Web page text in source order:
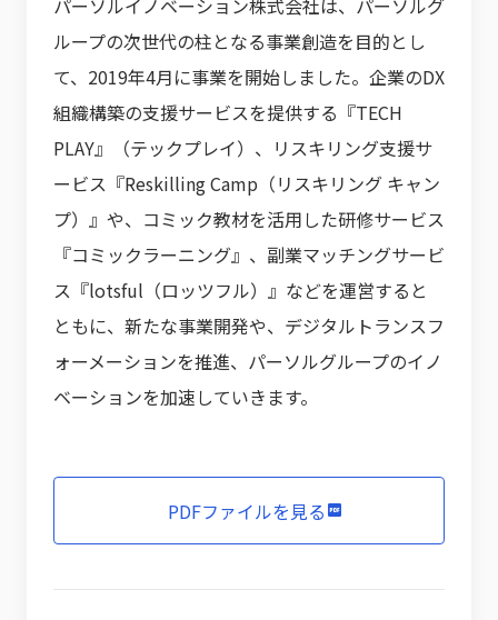
パーソルイノベーション株式会社は、パーソルグ
ループの次世代の柱となる事業創造を目的とし
て、2019年4月に事業を開始しました。企業のDX
組織構築の支援サービスを提供する『TECH
PLAY』（テックプレイ）、リスキリング支援サ
ービス『Reskilling Camp（リスキリング キャン
プ）』や、コミック教材を活用した研修サービス
『コミックラーニング』、副業マッチングサービ
ス『lotsful（ロッツフル）』などを運営すると
ともに、新たな事業開発や、デジタルトランスフ
ォーメーションを推進、パーソルグループのイノ
ベーションを加速していきます。
PDFファイルを見る